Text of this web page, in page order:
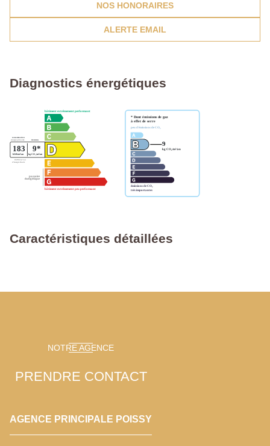
NOS HONORAIRES
ALERTE EMAIL
Diagnostics énergétiques
Caractéristiques détaillées
NOTRE AGENCE
PRENDRE CONTACT
AGENCE PRINCIPALE POISSY